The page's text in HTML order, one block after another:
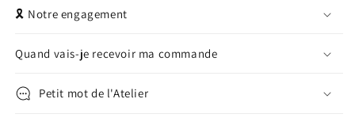
🎗️ Notre engagement
Quand vais-je recevoir ma commande
Petit mot de l'Atelier